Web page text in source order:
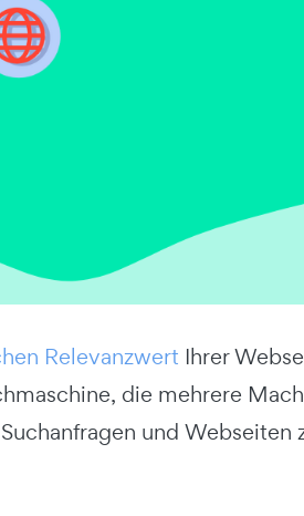
Relevanzwert Ihrer
die mehrere
und Webseiten